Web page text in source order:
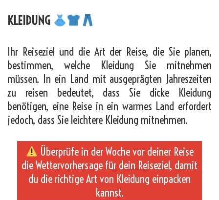
KLEIDUNG
Ihr Reiseziel und die Art der Reise, die Sie planen,
bestimmen, welche Kleidung Sie mitnehmen
müssen. In ein Land mit ausgeprägten Jahreszeiten
zu reisen bedeutet, dass Sie dicke Kleidung
benötigen, eine Reise in ein warmes Land erfordert
jedoch, dass Sie leichtere Kleidung mitnehmen.
Überprüfe in der Woche vor deiner Reise
die Wettervorhersage für dein Reiseziel, damit
du die richtige Art von Kleidung einpacken
kannst.